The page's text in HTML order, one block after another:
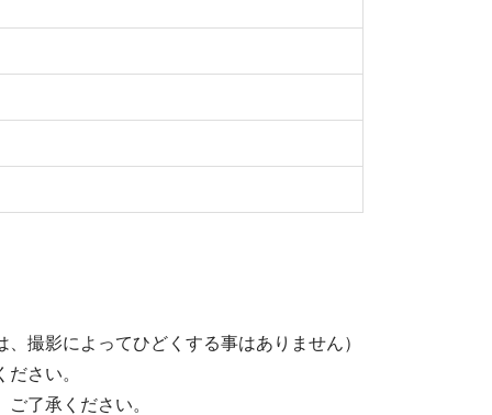
撮影によってひどくする事はありません）
さい。
了承ください。